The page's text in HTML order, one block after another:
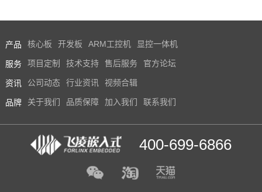
产品 核心板 开发板 ARM工控机 显控一体机
服务 项目定制 技术支持 售后服务 官方论坛
资讯 公司动态 行业资讯 视频合辑
品牌 关于我们 品质保障 加入我们 联系我们
400-699-6866